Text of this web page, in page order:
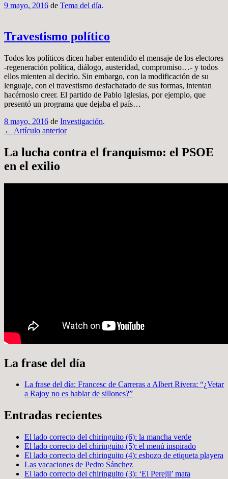
9 mayo, 2016 de Tema del día.
Travestismo político
Todos los políticos dicen haber entendido el mensaje de los electores
-regeneración política, diálogo, austeridad, compromiso…- y todos
ellos mienten al decirlo. Sin embargo, con la modificación de su
lenguaje, con el travestismo desfachatado de sus formas, intentan
hacérnoslo creer. El partido de Pablo Iglesias, por ejemplo, que
presentó un programa que dejaba el país…
8 mayo, 2016 de Investigación.
Navegación
por
artículos
← Artículo anterior
La lucha contra el franquismo: el PSOE
en el exilio
La frase del día
La frase del día: Francesc de Carreras a Albert Rivera: “¿Vetar
a Rajoy no es hablar de sillones?”
Entradas recientes
El lado correcto del chiringuito (6): la mancha verde
El lado correcto del chiringuito (5): el menú inspirado
El lado correcto del chiringuito (4): esbozo de etiqueta playera
Las vacaciones de Pedro Sánchez
El lado correcto del chiringuito (3): ‘El Perejil’ mata